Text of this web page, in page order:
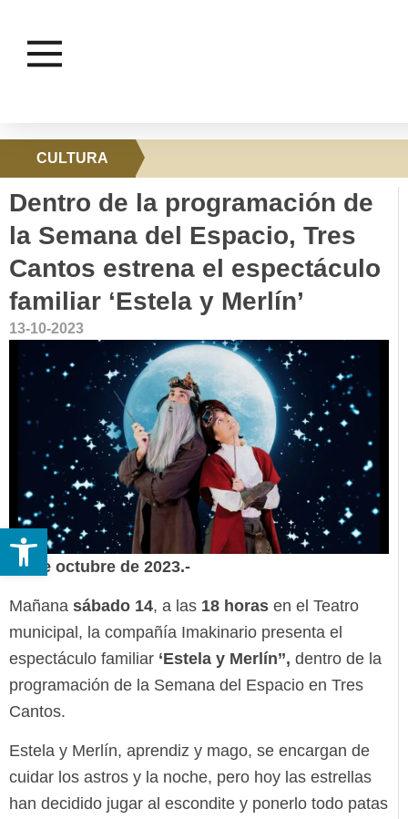
CULTURA
Dentro de la programación de
la Semana del Espacio, Tres
Cantos estrena el espectáculo
familiar ‘Estela y Merlín’
13-10-2023
13 de octubre de 2023.-
Mañana sábado 14, a las 18 horas en el Teatro
municipal, la compañía Imakinario presenta el
espectáculo familiar ‘Estela y Merlín’’, dentro de la
programación de la Semana del Espacio en Tres
Cantos.
Estela y Merlín, aprendiz y mago, se encargan de
cuidar los astros y la noche, pero hoy las estrellas
han decidido jugar al escondite y ponerlo todo patas
Abrir barra de herramientas